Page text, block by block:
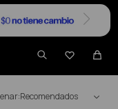

NEGRO
Recomendados